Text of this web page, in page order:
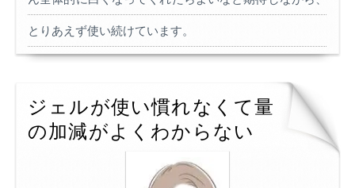
とりあえず使い続けています。
ジェルが使い慣れなくて量
の加減がよくわからない